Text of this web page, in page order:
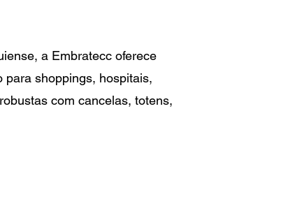
a Embratecc oferece
shoppings, hospitais,
com cancelas, totens,